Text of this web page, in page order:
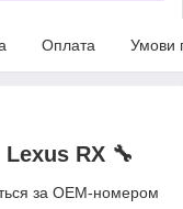
Оплата Умови
RX 🔧
за OEM-номером